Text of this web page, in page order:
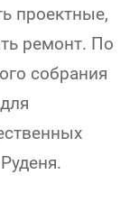
проектные,
ремонт. По
собрания